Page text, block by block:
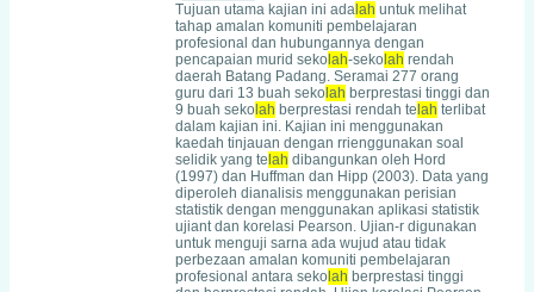
Tujuan utama kajian ini ada lah untuk melihat
tahap amalan komuniti pembelajaran
profesional dan hubungannya dengan
pencapaian murid seko lah-seko lah rendah
daerah Batang Padang. Seramai 277 orang
guru dari 13 buah seko lah berprestasi tinggi dan
9 buah seko lah berprestasi rendah te lah terlibat
dalam kajian ini. Kajian ini menggunakan
kaedah tinjauan dengan rrienggunakan soal
selidik yang te lah dibangunkan oleh Hord
(1997) dan Huffman dan Hipp (2003). Data yang
diperoleh dianalisis menggunakan perisian
statistik dengan menggunakan aplikasi statistik
ujiant dan korelasi Pearson. Ujian-r digunakan
untuk menguji sarna ada wujud atau tidak
perbezaan amalan komuniti pembelajaran
profesional antara seko lah berprestasi tinggi